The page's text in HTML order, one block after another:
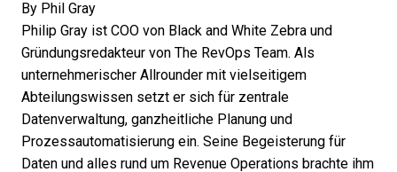
By Phil Gray
Philip Gray ist COO von Black and White Zebra und
Gründungsredakteur von The RevOps Team. Als
unternehmerischer Allrounder mit vielseitigem
Abteilungswissen setzt er sich für zentrale
Datenverwaltung, ganzheitliche Planung und
Prozessautomatisierung ein. Seine Begeisterung für
Daten und alles rund um Revenue Operations brachte ihm